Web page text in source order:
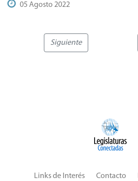
05 Agosto 2022
Siguiente
Links de Interés Contacto